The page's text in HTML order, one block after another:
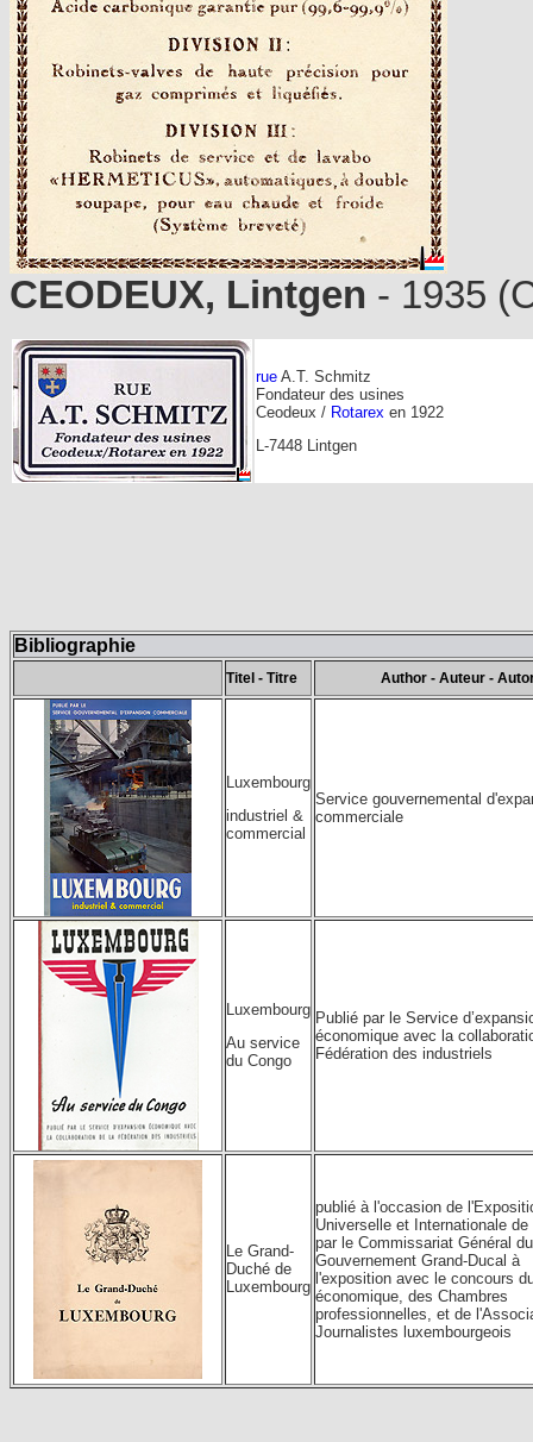
CEODEUX, Lintgen - 1935
rue A.T. Schmitz
Fondateur des usines
Ceodeux / Rotarex en 1922
L-7448 Lintgen
Bibliographie
Titel - Titre Author - Auteur -
Luxembourg
industriel &
commercial
Service gouvernemental
commerciale
Luxembourg
Au service
du Congo
Publié par le Service
économique avec la
Fédération des industriels
Le Grand-
Duché de
Luxembourg
publié à l'occasion de
Universelle et Internationale
par le Commissariat Général du
Gouvernement Grand-Ducal à
l'exposition avec le concours
économique, des Chambres
professionnelles, et de
Journalistes luxembourgeois